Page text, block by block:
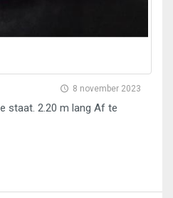
8 november 2023
staat. 2.20 m lang Af te